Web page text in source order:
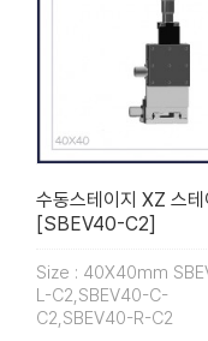
수동스테이지 XZ 스테
[SBEV40-C2]
Size : 40X40mm
L-C2,SBEV40-C-
C2,SBEV40-R-C2